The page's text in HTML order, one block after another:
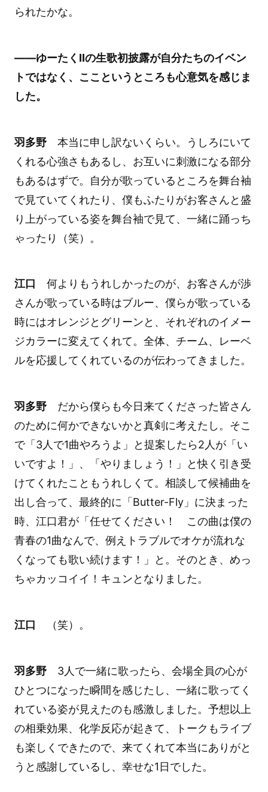
られたかな。
――ゆーたくIIの生歌初披露が自分たちのイベン
トではなく、ここというところも心意気を感じま
した。
羽多野本当に申し訳ないくらい。うしろにいて
くれる心強さもあるし、お互いに刺激になる部分
もあるはずで。自分が歌っているところを舞台袖
で見ていてくれたり、僕もふたりがお客さんと盛
り上がっている姿を舞台袖で見て、一緒に踊っち
ゃったり（笑）。
江口 何よりもうれしかったのが、お客さんが渉
さんが歌っている時はブルー、僕らが歌っている
時にはオレンジとグリーンと、それぞれのイメー
ジカラーに変えてくれて。全体、チーム、レーベ
ルを応援してくれているのが伝わってきました。
羽多野だから僕らも今日来てくださった皆さん
のために何かできないかと真剣に考えたし。そこ
で「3人で1曲やろうよ」と提案したら2人が「い
いですよ！」、「やりましょう！」と快く引き受
けてくれたこともうれしくて。相談して候補曲を
出し合って、最終的に「Butter-Fly」に決まった
時、江口君が「任せてください！ この曲は僕の
青春の1曲なんで、例えトラブルでオケが流れな
くなっても歌い続けます！」と。そのとき、めっ
ちゃカッコイイ！キュンとなりました。
江口 （笑）。
羽多野3人で一緒に歌ったら、会場全員の心が
ひとつになった瞬間を感じたし、一緒に歌ってく
れている姿が見えたのも感激しました。予想以上
の相乗効果、化学反応が起きて、トークもライブ
も楽しくできたので、来てくれて本当にありがと
うと感謝しているし、幸せな1日でした。